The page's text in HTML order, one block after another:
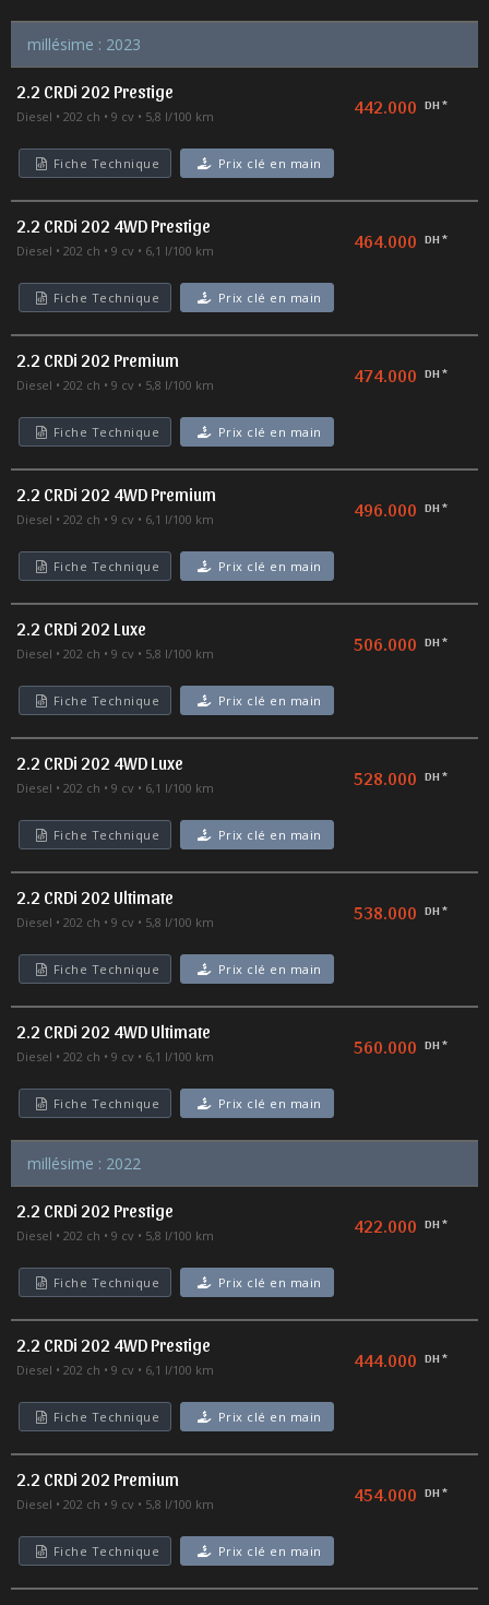
millésime : 2023
2.2 CRDi 202 Prestige
Diesel 202 ch 9 cv 5,8 l/100 km 442.000 DH *
Fiche Technique Prix clé en main
2.2 CRDi 202 4WD Prestige
Diesel 202 ch 9 cv 6,1 l/100 km 464.000 DH *
Fiche Technique Prix clé en main
2.2 CRDi 202 Premium
Diesel 202 ch 9 cv 5,8 l/100 km 474.000 DH *
Fiche Technique Prix clé en main
2.2 CRDi 202 4WD Premium
Diesel 202 ch 9 cv 6,1 l/100 km 496.000 DH *
Fiche Technique Prix clé en main
2.2 CRDi 202 Luxe
Diesel 202 ch 9 cv 5,8 l/100 km 506.000 DH *
Fiche Technique Prix clé en main
2.2 CRDi 202 4WD Luxe
Diesel 202 ch 9 cv 6,1 l/100 km 528.000 DH *
Fiche Technique Prix clé en main
2.2 CRDi 202 Ultimate
Diesel 202 ch 9 cv 5,8 l/100 km 538.000 DH *
Fiche Technique Prix clé en main
2.2 CRDi 202 4WD Ultimate
Diesel 202 ch 9 cv 6,1 l/100 km 560.000 DH *
Fiche Technique Prix clé en main
millésime : 2022
2.2 CRDi 202 Prestige
Diesel 202 ch 9 cv 5,8 l/100 km 422.000 DH *
Fiche Technique Prix clé en main
2.2 CRDi 202 4WD Prestige
Diesel 202 ch 9 cv 6,1 l/100 km 444.000 DH *
Fiche Technique Prix clé en main
2.2 CRDi 202 Premium
Diesel 202 ch 9 cv 5,8 l/100 km 454.000 DH *
Fiche Technique Prix clé en main